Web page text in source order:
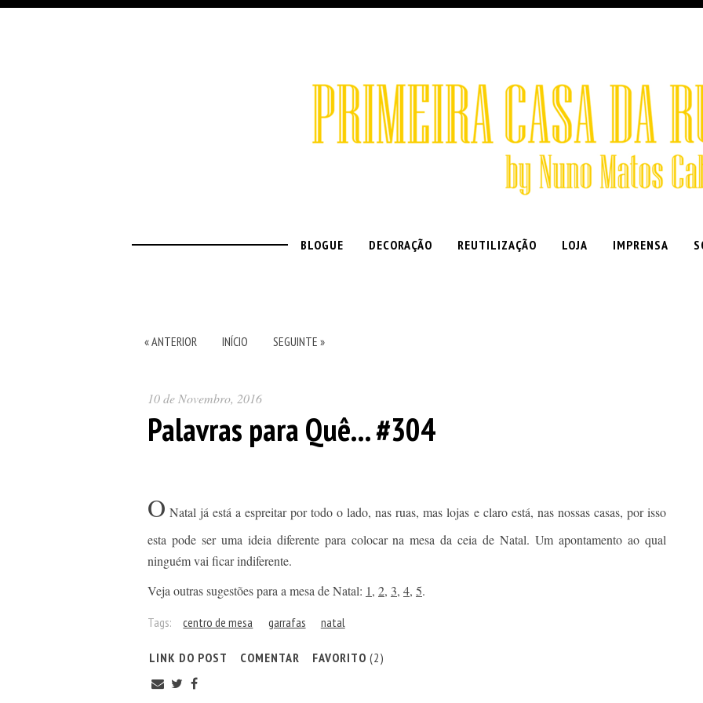
BLOGUE DECORAÇÃO REUTILIZAÇÃO LOJA IMPRENSA
« ANTERIOR INÍCIO SEGUINTE »
10 de Novembro, 2016
Palavras para Quê... #304
O Natal já está a espreitar por todo o lado, nas ruas, mas lojas e claro está, nas nossas casas, por isso
esta pode ser uma ideia diferente para colocar na mesa da ceia de Natal. Um apontamento ao qual
ninguém vai ficar indiferente.
Veja outras sugestões para a mesa de Natal: 1, 2, 3, 4, 5.
Tags: centro de mesa garrafas natal
LINK DO POST COMENTAR FAVORITO (2)